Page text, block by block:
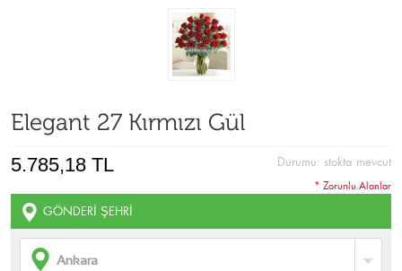
Elegant 27 Kırmızı Gül
Durumu: stokta mevcut
5.785,18 TL
GÖNDERI ŞEHRI
* Zorunlu Alanlar